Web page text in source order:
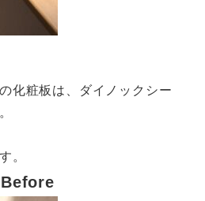
化粧板は、ダイノックシー
。
Before